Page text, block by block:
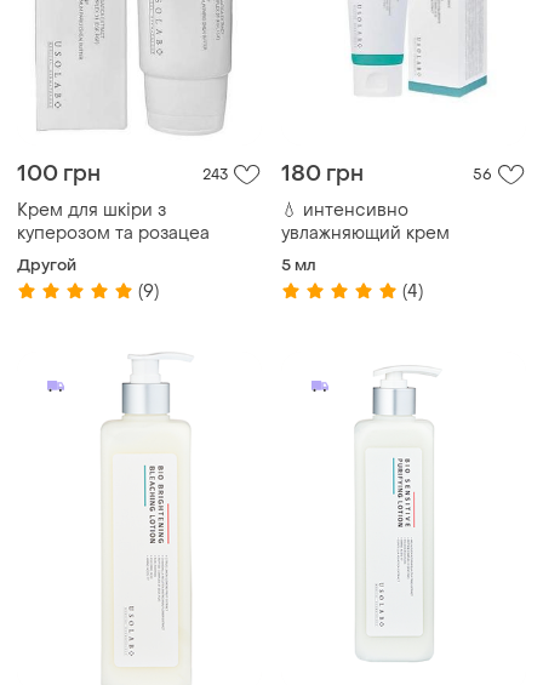
100 грн 243
Крем для шкіри з
куперозом та розацеа
Другой
(9)
180 грн 56
💧 интенсивно
увлажняющий крем
5 мл
(4)